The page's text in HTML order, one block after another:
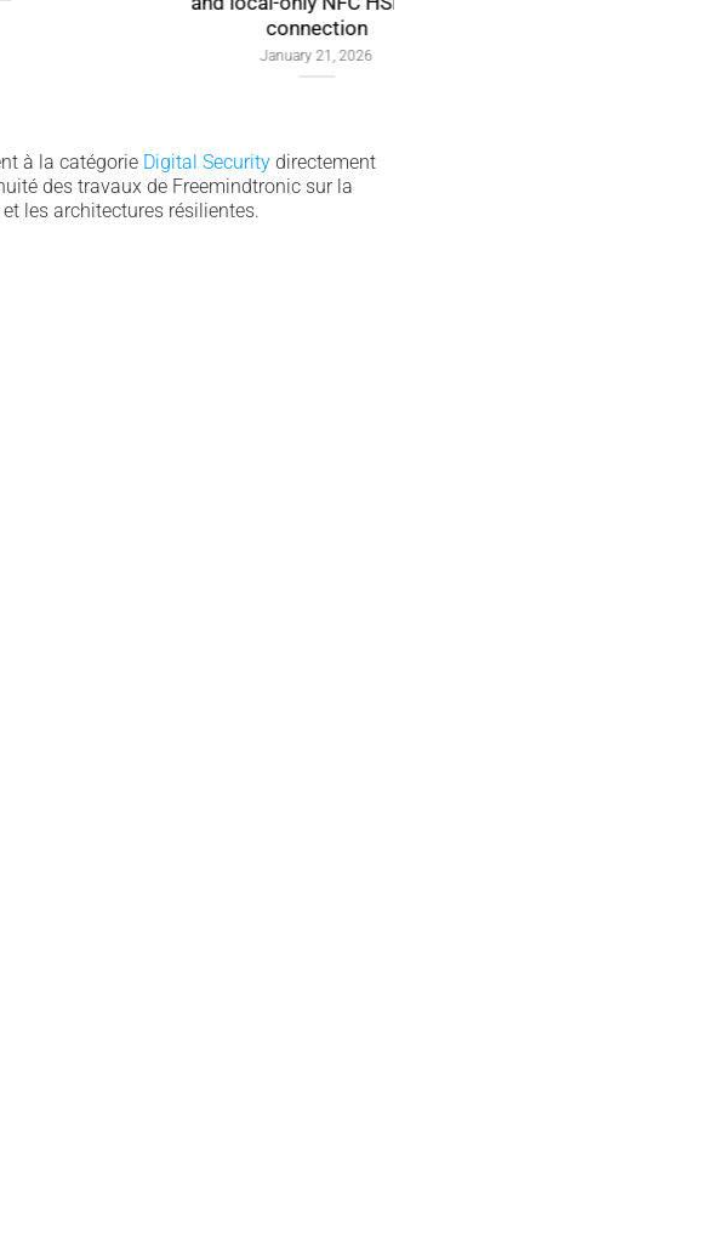
October 10, 2025
à la catégorie Digital Securitydirectement
des travaux de Freemindtronic sur la
les architectures résilientes.